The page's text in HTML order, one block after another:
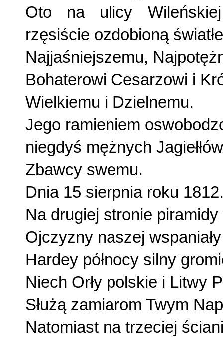
Oto na ulicy
rzęsiście ozdobioną
Najjaśniejszemu,
Bohaterowi Cesarzowi i
Wielkiemu i Dzielnemu.
Jego ramieniem
niegdyś mężnych
Zbawcy swemu.
Dnia 15 sierpnia roku 1812.
Na drugiej stronie
Ojczyzny naszej
Hardey północy silny
Niech Orły polskie i Litwy
Służą zamiarom Twym
Natomiast na trzeciej